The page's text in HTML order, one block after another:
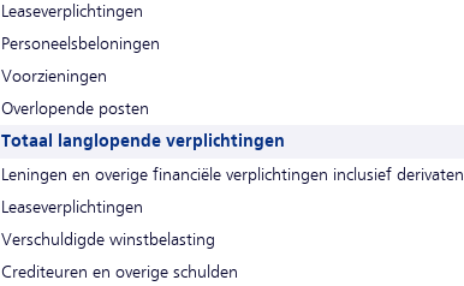
Leaseverplichtingen
Personeelsbeloningen
Voorzieningen
Overlopende posten
Totaal langlopende verplichtingen
Leningen en overige financiële verplichtingen inclusief derivaten
Leaseverplichtingen
Verschuldigde winstbelasting
Crediteuren en overige schulden